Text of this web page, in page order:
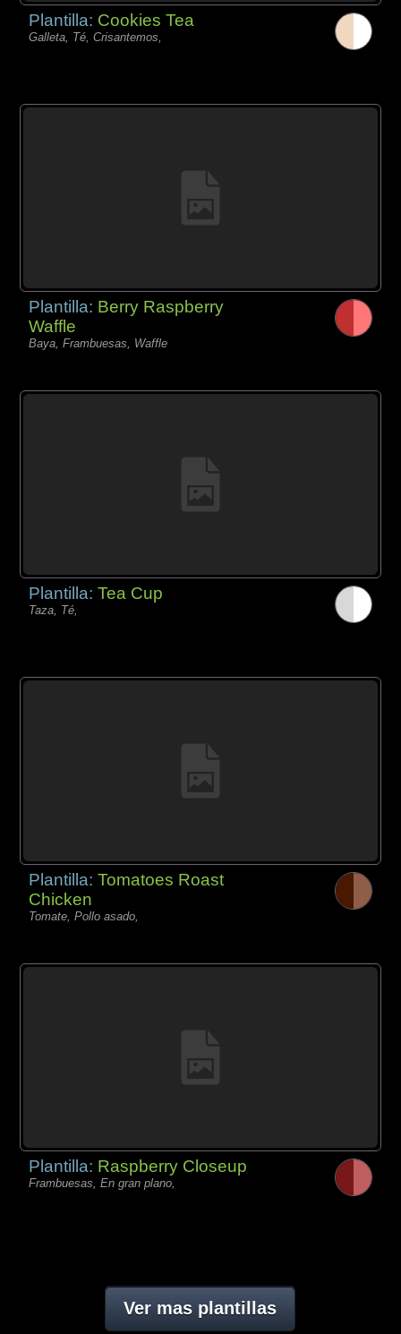
Plantilla: Cookies Tea
Galleta, Té, Crisantemos,
Plantilla: Berry Raspberry
Waffle
Baya, Frambuesas, Waffle
Plantilla:Tea Cup
Taza, Té,
Plantilla:Tomatoes Roast
Chicken
Tomate, Pollo asado,
Plantilla: Raspberry Closeup
Frambuesas, En gran plano,
Ver mas plantillas